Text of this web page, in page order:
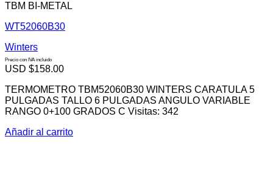
TBM BI-METAL
WT52060B30
Winters
Precio con IVA incluido
USD $158.00
TERMOMETRO TBM52060B30 WINTERS CARATULA 5
PULGADAS TALLO 6 PULGADAS ANGULO VARIABLE
RANGO 0+100 GRADOS C Visitas: 342
Añadir al carrito